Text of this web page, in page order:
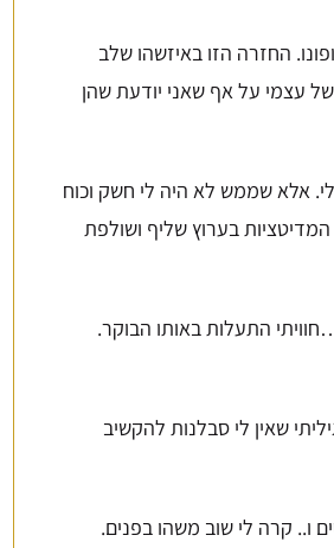
החזרה הזו באיזשהו שלב
עצמי על אף שאני יודעת שהן
אלא שממש לא היה לי חשק וכוח
בערוץ שליף ושולפת
התעלות באותו הבוקר.
שאין לי סבלנות להקשיב
ו.. קרה לי שוב משהו בפנים.